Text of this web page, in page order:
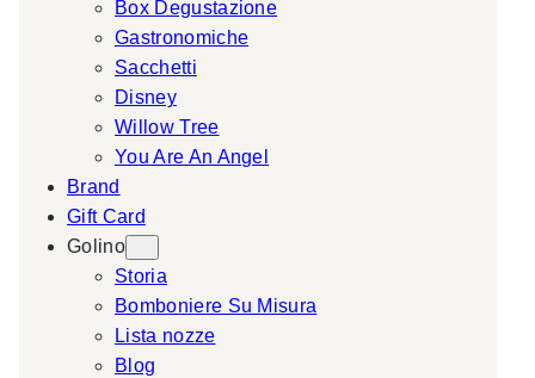
Box Degustazione
Gastronomiche
Sacchetti
Disney
Willow Tree
You Are An Angel
Brand
Gift Card
Golino
Storia
Bomboniere Su Misura
Lista nozze
Blog